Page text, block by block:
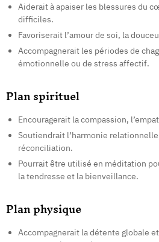
Aiderait à apaiser les blessures du
difficiles.
Favoriserait l’amour de soi, la
Accompagnerait les périodes de
émotionnelle ou de stress affectif.
Plan spirituel
Encouragerait la compassion,
Soutiendrait l’harmonie
réconciliation.
Pourrait être utilisé en méditation
la tendresse et la bienveillance.
Plan physique
Accompagnerait la détente globale